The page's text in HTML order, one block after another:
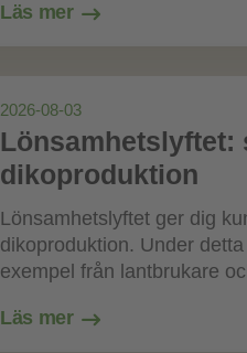
Läs mer
2026-08-03
Lönsamhetslyftet:
dikoproduktion
Lönsamhetslyftet ger dig
dikoproduktion. Under
exempel från lantbrukare
Läs mer